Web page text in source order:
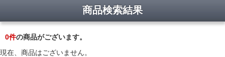
商品検索結果
0件の商品がございます。
現在、商品はございません。